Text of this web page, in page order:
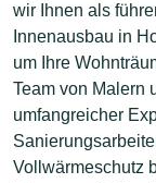
wir Ihnen als
Innenausbau in
um Ihre
Team von Malern
umfangreicher
Vollwärmeschutz